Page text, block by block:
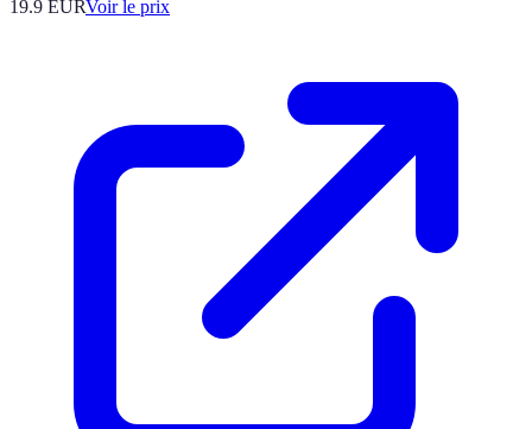
19.9 EURVoir le prix